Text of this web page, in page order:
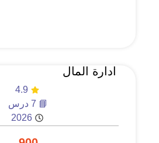
ادارة المال
4.9
📘 7 درس
2026